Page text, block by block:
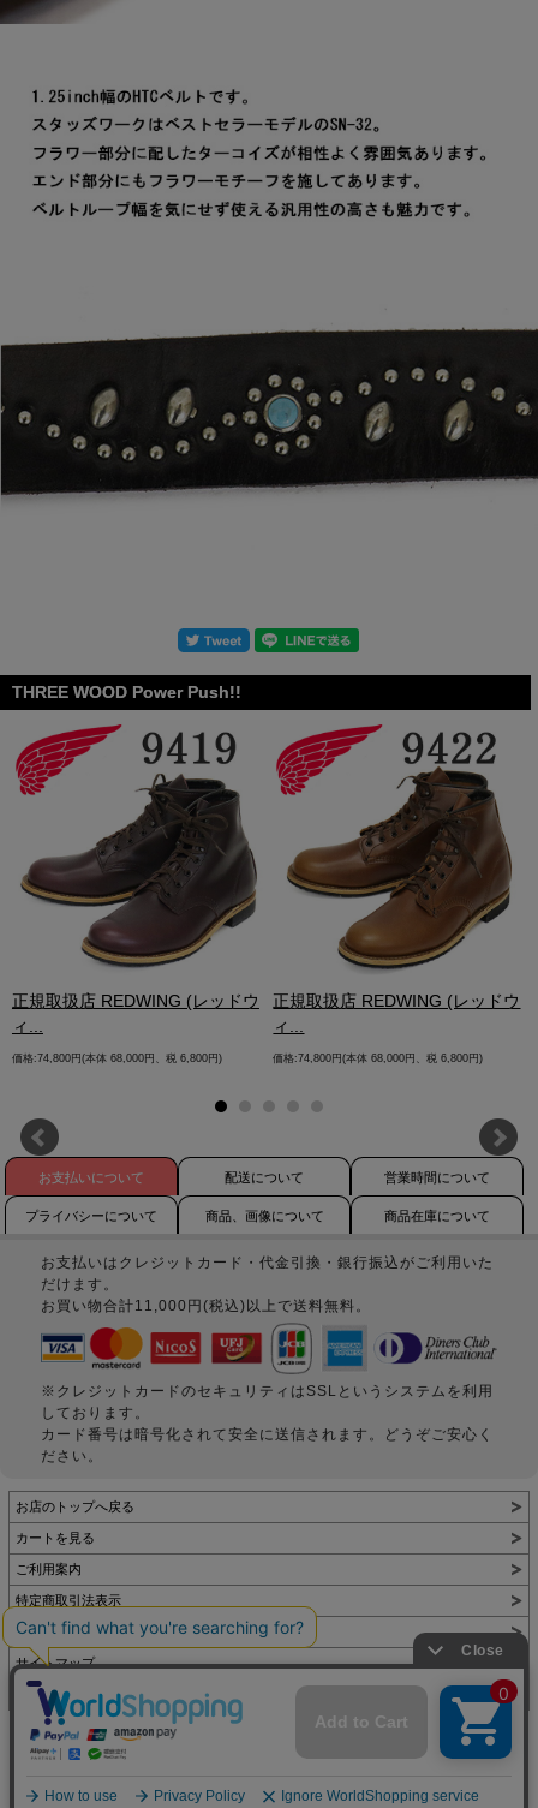
THREE WOOD Power Push!!
正規取扱店 REDWING (レッドウ
ィ...
価格:74,800円(本体 68,000円、税 6,800円)
正規取扱店 REDWING (レッドウ
ィ...
価格:74,800円(本体 68,000円、税 6,800円)
お支払いについて 配送について 営業時間について
プライバシーについて 商品、画像について 商品在庫について
お支払いはクレジットカード・代金引換・銀行振込がご利用いた
だけます。
お買い物合計11,000円(税込)以上で送料無料。
※クレジットカードのセキュリティはSSLというシステムを利用
しております。
カード番号は暗号化されて安全に送信されます。どうぞご安心く
ださい。
お店のトップへ戻る
カートを見る
ご利用案内
特定商取引法表示
個人情報の取扱い
サイトマップ
お問い合わせ